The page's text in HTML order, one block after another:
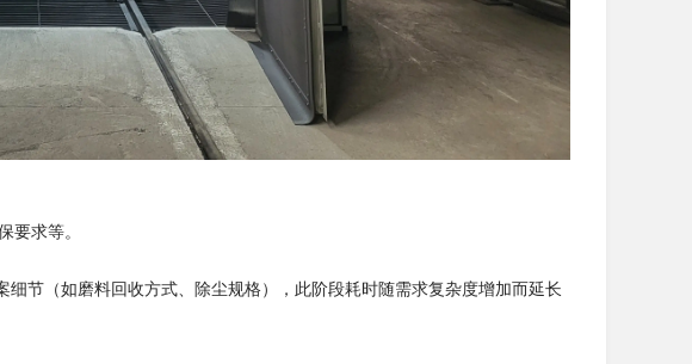
要求等。
节（如磨料回收方式、除尘规格），此阶段耗时随需求复杂度增加而延长